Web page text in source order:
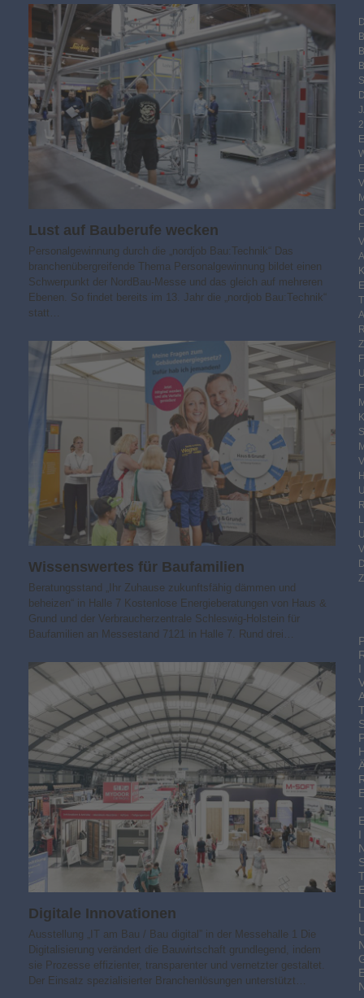
Lust auf Bauberufe wecken
Personalgewinnung durch die „nordjob Bau:Technik“ Das
branchenübergreifende Thema Personalgewinnung bildet einen
Schwerpunkt der NordBau-Messe und das gleich auf mehreren
Ebenen. So findet bereits im 13. Jahr die „nordjob Bau:Technik“
statt…
Wissens­wertes für Baufamilien
Beratungsstand „Ihr Zuhause zukunfts­fähig dämmen und
beheizen“ in Halle 7 Kostenlose Energieberatungen von Haus &
Grund und der Verbraucherzentrale Schleswig-Holstein für
Baufamilien an Messestand 7121 in Halle 7. Rund drei…
Digitale Innovationen
Ausstellung „IT am Bau / Bau digital” in der Messehalle 1 Die
Digitalisierung verändert die Bauwirtschaft grundlegend, indem
sie Prozesse effizienter, transparenter und vernetzter gestaltet.
Der Einsatz spezialisierter Branchenlösungen unterstützt…
I
-
I
L
L